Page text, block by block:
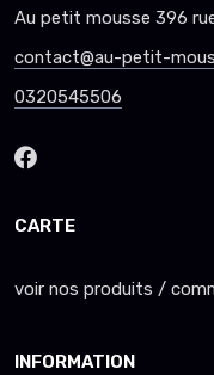
Au petit mousse 396
contact@au-petit-
0320545506
CARTE
voir nos produits /
INFORMATION